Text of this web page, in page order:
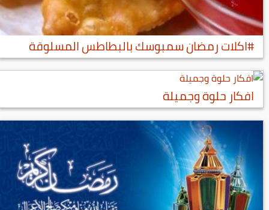
#اكلات رمضان سمبوسك بالبطاطس المسلوقة
افكار حلوة وجميلة